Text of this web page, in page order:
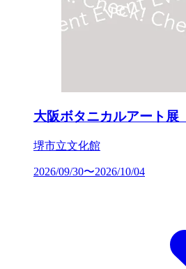
大阪ボタニカルアート展
堺市立文化館
2026/09/30〜2026/10/04